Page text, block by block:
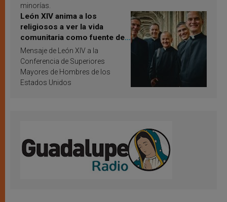
minorías.
León XIV anima a los
religiosos a ver la vida
comunitaria como fuente de
inspiración y santificación
Mensaje de León XIV a la
Conferencia de Superiores
Mayores de Hombres de los
Estados Unidos